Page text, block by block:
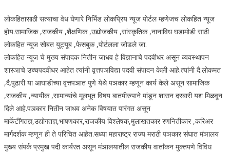
लोकहितासाठी सत्याचा वेध घेणारे निर्भिड लोकप्रिय न्यूज पोर्टल म्हणेजच लोकहित न्यूज
होय.सामाजिक ,राजकीय ,शैक्षणिक ,उद्योजकीय ,सांस्कृतिक ,नानाविध घडामोडी साठी
लोकहित न्यूज सोबत युट्यूब ,फेसबुक ,पोर्टलला जोडले जा.
लोकहित न्यूज चे मुख्य संपादक नितीन जाधव हे विज्ञानाचे पदवीधर असून व्यवस्थापन
शास्ञाचे उच्चपदवीधर आहेत त्यांनी वृत्तपञविद्या पदवी संपादन केली आहे.त्यांनी दै.लोकमत
,दै.पुढारी या आघाडीच्या वृत्तपञात पुणे येथे पञकार म्हणून कार्य केले असून सामाजिक
,राजकीय ,न्यायीक ,सामान्यांचे मूलभूत विषय बातमीरुपाने मांडून शासन दरबारी यश मिळवून
दिले आहे.पञकार नितीन जाधव अनेक विषयात पारंगत असून
मार्केटींगतज्ञ,उद्योगतज्ञ,भाषणकार,राजकीय विश्लेषक,मुलाखतकार रणनितीकार ,करिअर
मार्गदर्शक म्हणून ही ते परिचित आहेत.सध्या महाराष्ट्र राज्य मराठी पञकार संघात मंञालय
मुख्य संपर्क प्रमुख पदी कार्यरत असून मंञालयातील राजकीय वार्तांकन मुक्तपणे विविध